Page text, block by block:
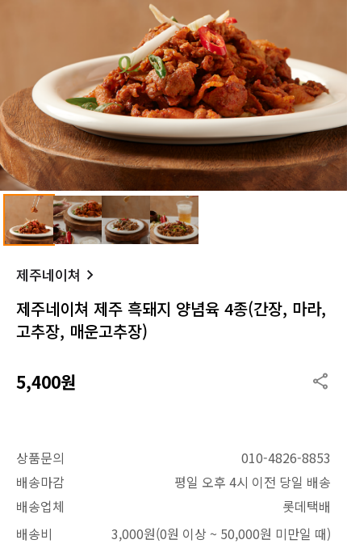
제주네이쳐
제주네이쳐 제주 흑돼지 양념육 4종(간장, 마라,
고추장, 매운고추장)
5,400원
상품문의
010-4826-8853
배송마감
평일 오후 4시 이전 당일 배송
배송업체
롯데택배
배송비
3,000원(0원 이상 ~ 50,000원 미만일 때)